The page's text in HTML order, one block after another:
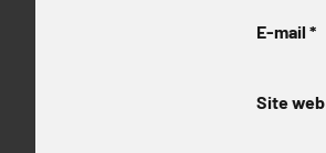
E-mail *
Site web